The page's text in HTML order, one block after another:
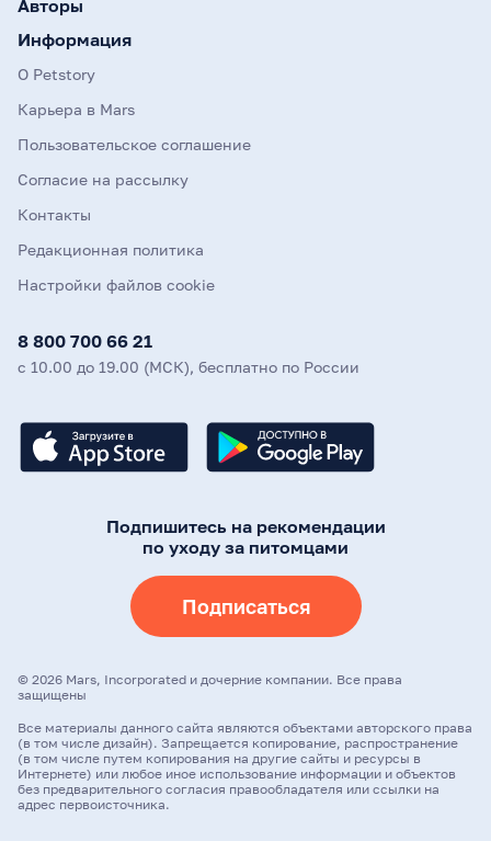
Авторы
Информация
О Petstory
Карьера в Mars
Пользовательское соглашение
Согласие на рассылку
Контакты
Редакционная политика
Настройки файлов cookie
8 800 700 66 21
с 10.00 до 19.00 (МСК), бесплатно по России
Подпишитесь на рекомендации
по уходу за питомцами
Подписаться
© 2026 Mars, Incorporated и дочерние компании. Все права
защищены
Все материалы данного сайта являются объектами авторского права
(в том числе дизайн). Запрещается копирование, распространение
(в том числе путем копирования на другие сайты и ресурсы в
Интернете) или любое иное использование информации и объектов
без предварительного согласия правообладателя или ссылки на
адрес первоисточника.